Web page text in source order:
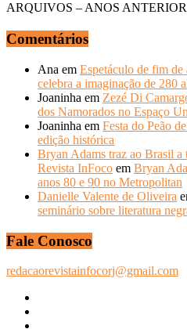
ARQUIVOS – ANOS
Comentários
Ana em Espetáculo de fim
celebra a imaginação de 280
Joaninha em Zezé Di
dos Namorados no Espaço
Joaninha em Festa do Peão
edição histórica
Bryan Adams traz ao Brasil
Revista InFoco em Bryan
anos 80 e 90 no Metropolitan
Danielle Valente de Oliveira
seminário sobre literatura
Fale Conosco
redacaorevistainfocorj@gmail.com